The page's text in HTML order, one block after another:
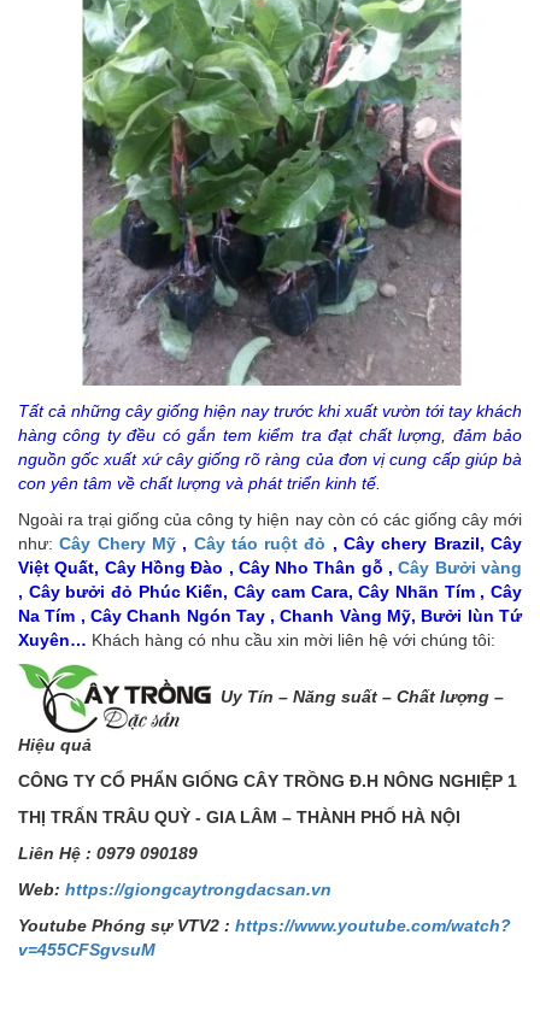
Tất cả những cây giống hiện nay trước khi xuất vườn tới tay khách
hàng công ty đều có gắn tem kiểm tra đạt chất lượng, đảm bảo
nguồn gốc xuất xứ cây giống rõ ràng của đơn vị cung cấp giúp bà
con yên tâm về chất lượng và phát triển kinh tế.
Ngoài ra trại giống của công ty hiện nay còn có các giống cây mới
như:Cây Chery Mỹ, Cây táo ruột đỏ , Cây chery Brazil, Cây
Việt Quất, Cây Hồng Đào , Cây Nho Thân gỗ ,Cây Bưởi vàng
, Cây bưởi đỏ Phúc Kiến, Cây cam Cara, Cây Nhãn Tím , Cây
Na Tím , Cây Chanh Ngón Tay , Chanh Vàng Mỹ, Bưởi lùn Tứ
Xuyên… Khách hàng có nhu cầu xin mời liên hệ với chúng tôi:
Uy Tín – Năng suất – Chất lượng –
Hiệu quả
CÔNG TY CỔ PHẨN GIỐNG CÂY TRỒNG Đ.H NÔNG NGHIỆP 1
THỊ TRẤN TRÂU QUỲ - GIA LÂM – THÀNH PHỐ HÀ NỘI
Liên Hệ : 0979 090189
Web: https://giongcaytrongdacsan.vn
Youtube Phóng sự VTV2 : https://www.youtube.com/watch?
v=455CFSgvsuM